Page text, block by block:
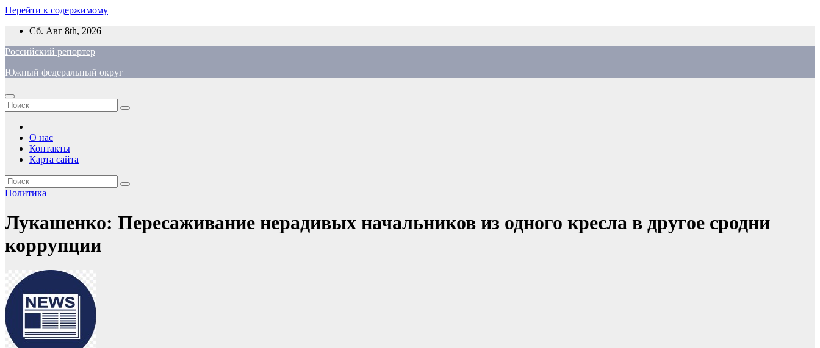
Перейти к содержимому
Сб. Авг 8th, 2026
Российский репортер
Южный федеральный округ
О нас
Контакты
Карта сайта
Политика
Лукашенко: Пересаживание нерадивых начальников из одного кресла в другое сродни
коррупции